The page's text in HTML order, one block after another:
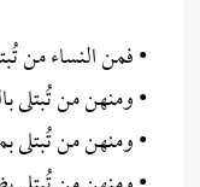
• فمن النساء من
• ومنهن من تُبتلى
• ومنهن من